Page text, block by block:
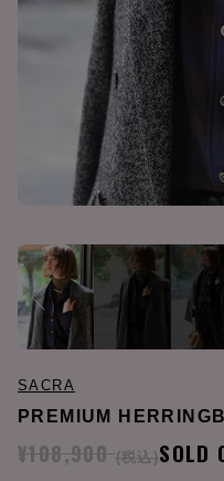
SACRA
PREMIUM
¥108,900 (税込)SOLD